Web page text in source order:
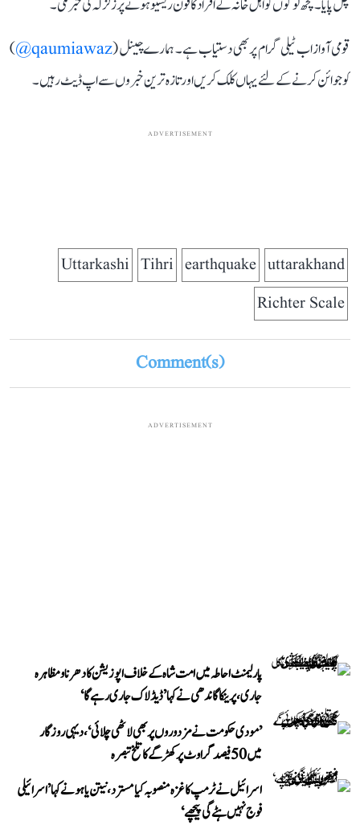
چل پایا۔ کچھ لوگوں کو اہل خانہ کے افراد کا فون ریسیو ہونے پر زلزلہ کی خبر ملی۔
قومی آواز اب ٹیلی گرام پر بھی دستیاب ہے۔ ہمارے چینل (qaumiawaz@
)
کو جوائن کرنے کے لئے یہاں کلک کریں اور تازہ ترین خبروں سے اپ ڈیٹ رہیں۔
ADVERTISEMENT
uttarakhand
earthquake
Tihri
Uttarkashi
Richter Scale
Comment(s)
ADVERTISEMENT
پارلیمنٹ احاطہ میں امت شاہ کے خلاف اپوزیشن کا دھرنا و مظاہرہ
جاری، پرینکا گاندھی نے کہا ’ڈیڈلاک جاری رہے گا‘
’مودی حکومت نے مزدوروں پر بھی لاٹھی چلائی‘، دیہی روزگار
میں 50 فیصد گراوٹ پر کھڑگے کا تلخ تبصرہ
اسرائیل نے ٹرمپ کا غزہ منصوبہ کیا مسترد، نیتن یاہو نے کہا ’اسرائیلی
فوج نہیں ہٹے گی پیچھے‘